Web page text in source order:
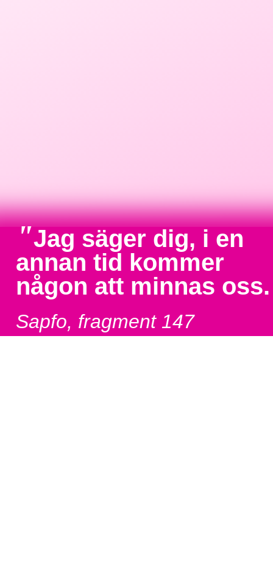
"Jag säger dig, i en
annan tid kommer
någon att minnas oss.
Sapfo, fragment 147